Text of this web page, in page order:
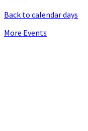
Back to calendar days
More Events